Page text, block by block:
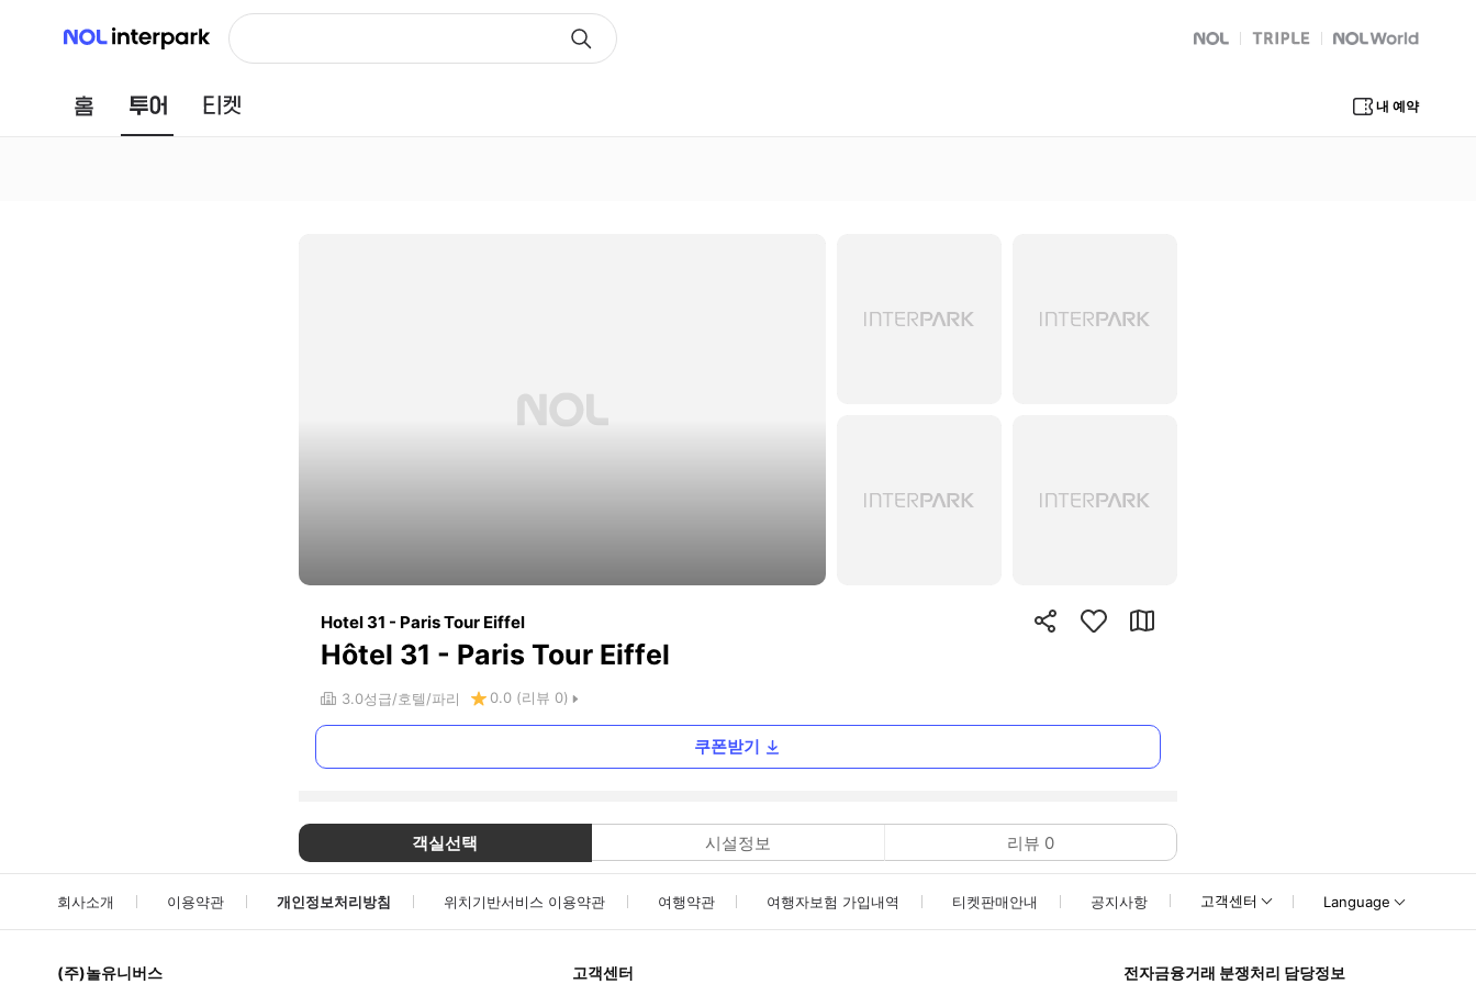
NOL 인터파크
NOL
트리플 Global Interpark
홈 투어 내 예약
Hotel 31 - Paris Tour Eiffel
Hôtel 31 - Paris Tour Eiffel
3.0성급 호텔 파리 0.0 (리뷰 0)
쿠폰받기
객실선택 시설정보 리뷰 0
회사소개 이용약관 개인정보처리방침 위치기반서비스 이용약관 여행약관 여행자보험 가입내역 티켓판매안내 공지사항 고객센터 Language
(주)놀유니버스 고객센터 전자금융거래 분쟁처리 담당정보